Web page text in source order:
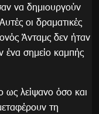
να δημιουργούν
οι δραματικές
Άνταμς δεν ήταν
ένα σημείο καμπής
ως λείψανο όσο και
τη